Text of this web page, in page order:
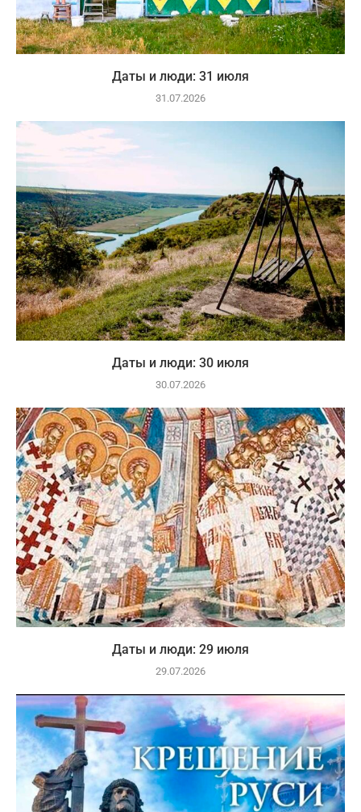
Даты и люди: 31 июля
31.07.2026
Даты и люди: 30 июля
30.07.2026
Даты и люди: 29 июля
29.07.2026